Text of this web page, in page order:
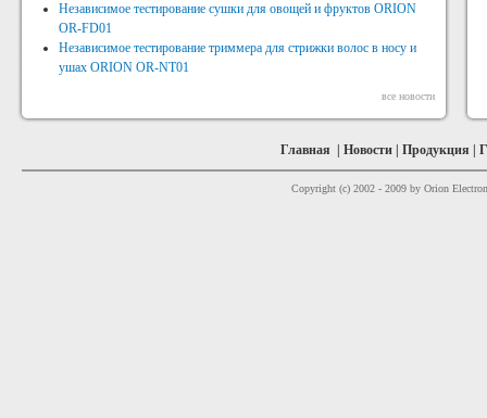
Независимое тестирование сушки для овощей и фруктов ORION
OR-FD01
Независимое тестирование триммера для стрижки волос в носу и
ушах ORION OR-NT01
все новости
Главная Новости Продукция
Copyright (c) 2002 - 2009 by Orion